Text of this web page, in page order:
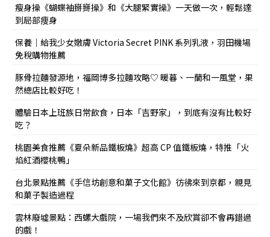
瘦身操《蝴蝶袖掰掰操》和《大腿緊實操》一天做一次，輕鬆達
到局部痩身
保養｜給我少女嫩膚 Victoria Secret PINK 系列乳液，羽田機場
免稅購物推薦
豚骨拉麵發源地，福岡博多拉麵攻略♡ 暖暮、一蘭和一風堂，果
然總店比較好吃！
體驗日本上班族日常飲食，日本「吉野家」，到底有沒有比較好
吃？
桃園美食推薦《夏朵新品鐵板燒》超高 CP 值鐵板燒，特推「火
焰紅酒櫻桃鴨」
台北景點推薦《手信坊創意和菓子文化館》彷彿來到京都，親見
和菓子製造過程
雲林廢墟景點：西螺大戲院，一場我們來不及欣賞卻不會再錯過
的戲！